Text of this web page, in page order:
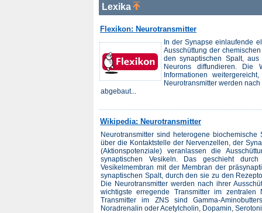
Lexika
Flexikon: Neurotransmitter
In der Synapse einlaufende
Ausschüttung der
den synaptischen Spalt,
Neurons diffundieren. Die
Informationen
Neurotransmitter werden
abgebaut...
Wikipedia: Neurotransmitter
Neurotransmitter sind heterogene
über die Kontaktstelle der Nervenzellen, der
(Aktionspotenziale) veranlassen die
synaptischen Vesikeln. Das geschieht
Vesikelmembran mit der Membran der
synaptischen Spalt, durch den sie zu den
Die Neurotransmitter werden nach ihrer
wichtigste erregende Transmitter im zentralen
Transmitter im ZNS sind Gamma-
Noradrenalin oder Acetylcholin, Dopamin,